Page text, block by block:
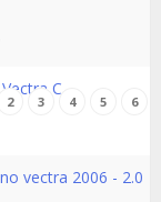
C
2 3 4 5 6
vectra 2006 - 2.0